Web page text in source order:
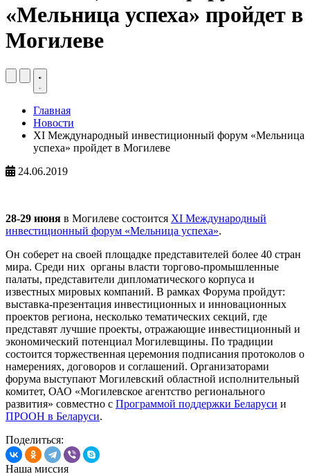
«Мельница успеха» пройдет в
Могилеве
Главная
Новости
XI Международный инвестиционный форум «Мельница
успеха» пройдет в Могилеве
24.06.2019
28-29 июня в Могилеве состоится XI Международный
инвестиционный форум «Мельница успеха».
Он соберет на своей площадке представителей более 40 стран
мира. Среди них органы власти торгово-промышленные
палаты, представители дипломатического корпуса и
известных мировых компаний. В рамках Форума пройдут:
выставка-презентация инвестиционных и инновационных
проектов региона, несколько тематических секций, где
представят лучшие проекты, отражающие инвестиционный и
экономический потенциал Могилевщины. По традиции
состоится торжественная церемония подписания протоколов о
намерениях, договоров и соглашений. Организаторами
форума выступают Могилевский областной исполнительный
комитет, ОАО «Могилевское агентство регионального
развития» совместно с Программой поддержки Беларуси и
ПРООН в Беларуси.
Поделиться:
Наша миссия